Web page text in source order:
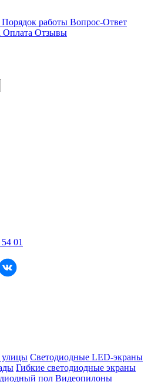
Порядок работы Вопрос-Ответ
Оплата Отзывы
01
улицы Светодиодные LED-экраны
Гибкие светодиодные экраны
пол Видеопилоны